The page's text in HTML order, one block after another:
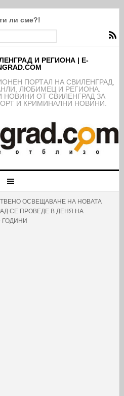
ли сме?!
И РЕГИОНА | E-
ПОРТАЛ НА СВИЛЕНГРАД,
ЛЮБИМЕЦ И РЕГИОНА.
НОВИНИ ОТ СВИЛЕНГРАД ЗА
И КРИМИНАЛНИ НОВИНИ.
ОСВЕЩАВАНЕ НА НОВАТА
СЕ ПРОВЕДЕ В ДЕНЯ НА
ГОДИНИ